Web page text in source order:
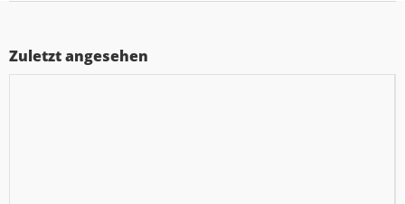
Zuletzt angesehen